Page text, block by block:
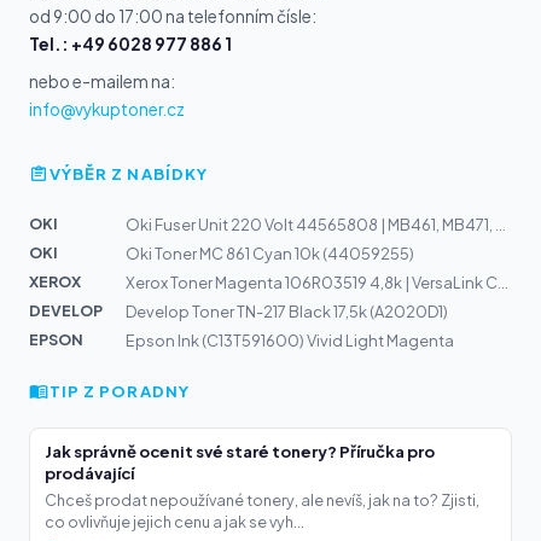
od 9:00 do 17:00 na telefonním čísle:
Tel.: +49 6028 977 886 1
nebo e-mailem na:
info@vykuptoner.cz
VÝBĚR Z NABÍDKY
OKI
OKI
Oki Toner MC 861 Cyan 10k (44059255)
XEROX
DEVELOP
Develop Toner TN-217 Black 17,5k (A2020D1)
EPSON
Epson Ink (C13T591600) Vivid Light Magenta
TIP Z PORADNY
Jak správně ocenit své staré tonery? Příručka pro
prodávající
Chceš prodat nepoužívané tonery, ale nevíš, jak na to? Zjisti,
co ovlivňuje jejich cenu a jak se vyh...